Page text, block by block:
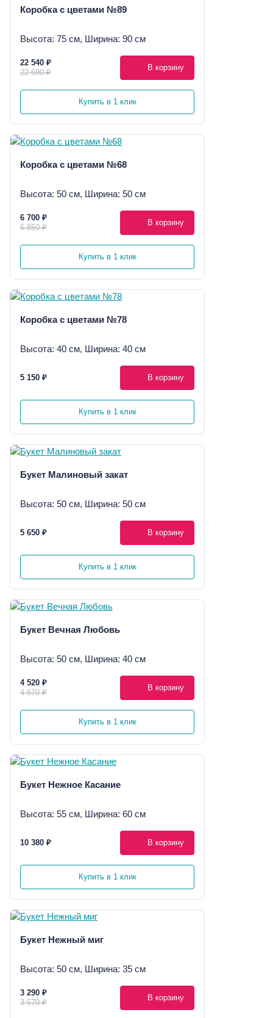
Коробка с цветами №89
Высота: 75 см, Ширина: 90 см
22 540 ₽
22 690 ₽
В корзину
Купить в 1 клик
Коробка с цветами №68
Высота: 50 см, Ширина: 50 см
6 700 ₽
6 850 ₽
В корзину
Купить в 1 клик
Коробка с цветами №78
Высота: 40 см, Ширина: 40 см
5 150 ₽ В корзину
Купить в 1 клик
Букет Малиновый закат
Высота: 50 см, Ширина: 50 см
5 650 ₽ В корзину
Купить в 1 клик
Букет Вечная Любовь
Высота: 50 см, Ширина: 40 см
4 520 ₽
4 670 ₽
В корзину
Купить в 1 клик
Букет Нежное Касание
Высота: 55 см, Ширина: 60 см
10 380 ₽ В корзину
Купить в 1 клик
Букет Нежный миг
Высота: 50 см, Ширина: 35 см
3 290 ₽
3 570 ₽
В корзину